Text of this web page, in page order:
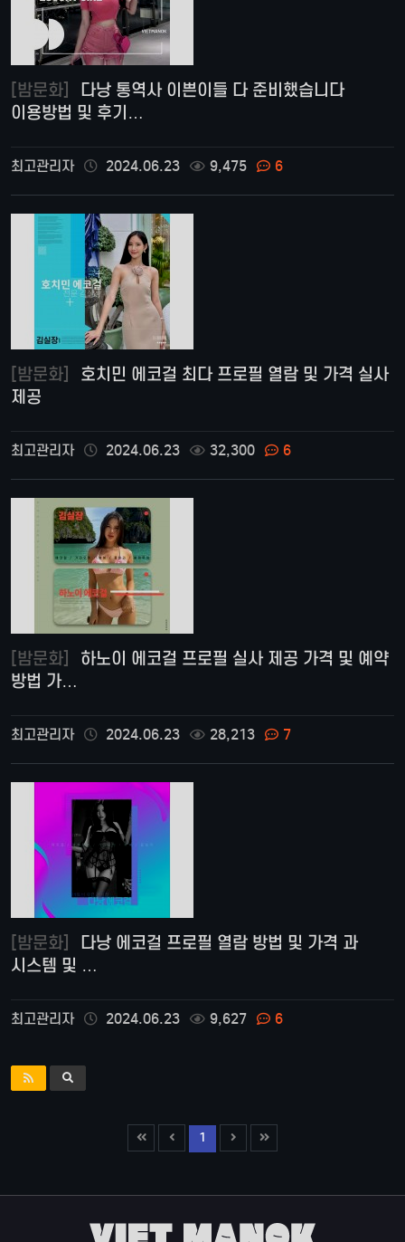
[밤문화]
이용방법 및 후기…
최고관리자 2024.06.23 9,475 6
[밤문화]
제공
최고관리자 2024.06.23 32,300 6
[밤문화]
방법 가…
최고관리자 2024.06.23 28,213 7
[밤문화]
시스템 및 …
최고관리자 2024.06.23 9,627 6
1